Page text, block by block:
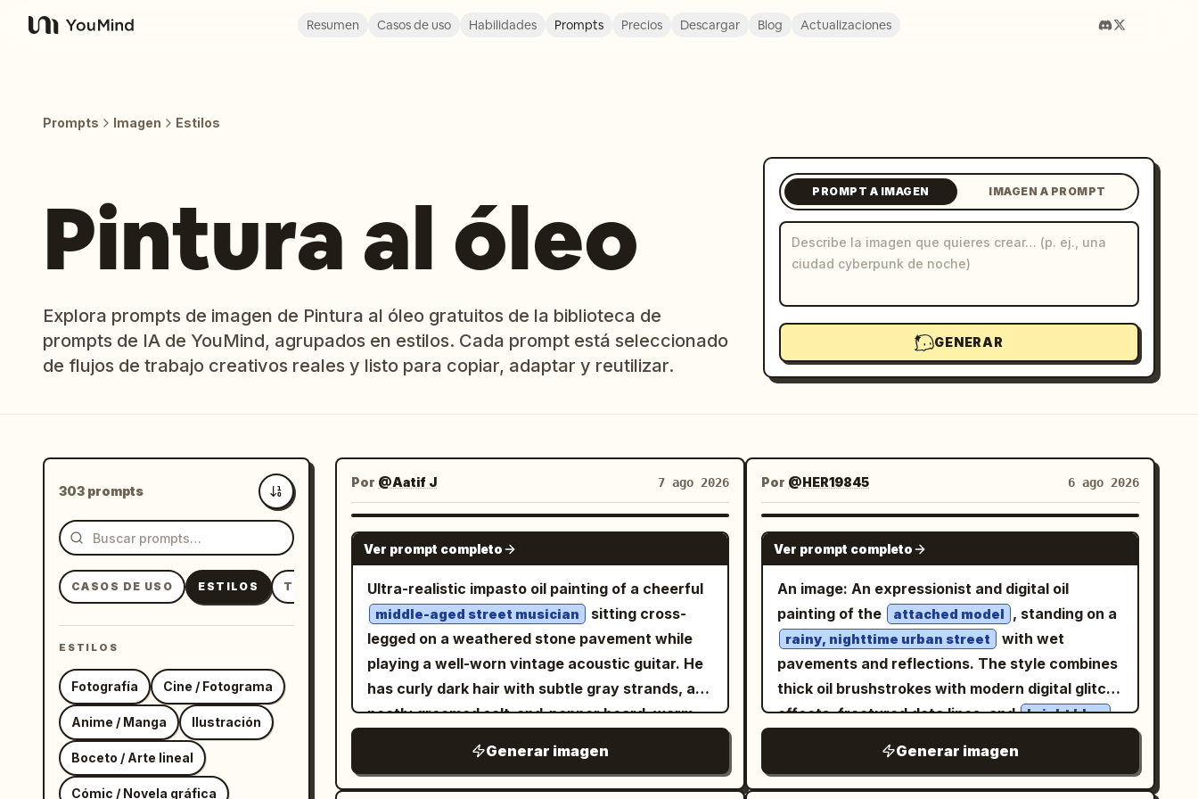
YouMind
Resumen Casos de uso Habilidades Prompts Precios Descargar Blog Actualizaciones
Prompts Imagen Estilos
Pintura al óleo
Explora prompts de imagen de Pintura al óleo gratuitos de la biblioteca de
prompts de IA de YouMind, agrupados en estilos. Cada prompt está seleccionado
de flujos de trabajo creativos reales y listo para copiar, adaptar y reutilizar.
PROMPT A IMAGEN IMAGEN A PROMPT
GENERAR
303 prompts
Más recientes
CASOS DE USO ESTILOS TEMAS
ESTILOS
Fotografía Cine / Fotograma
Anime / Manga Ilustración
Boceto / Arte lineal
Cómic / Novela gráfica
Por @Aatif J 7 ago 2026
GPT IMAGE 2
Ver prompt completo
Ultra-realistic impasto oil painting of a cheerful
middle-aged street musician
sitting cross-
legged on a weathered stone pavement while
playing a well-worn vintage acoustic guitar. He
has curly dark hair with subtle gray strands, a
neatly groomed salt-and-pepper beard, warm
welcoming smile looking directly at the viewer.
He wears a distressed earth-toned fedora hat,
Generar imagen
Por @HER19845 6 ago 2026
GPT IMAGE 2
Ver prompt completo
An image: An expressionist and digital oil
painting of the
attached model , standing on a
rainy, nighttime urban street
with wet
pavements and reflections. The style combines
thick oil brushstrokes with modern digital glitch
effects, fractured data lines, and bright blue
body. To the right, a shop facade is visible, its
warm interior light illuminating the scene. The
Generar imagen